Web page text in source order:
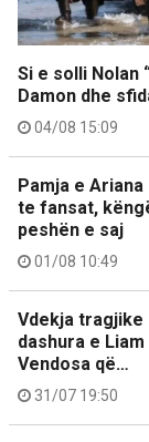
Si e solli Nolan
Damon dhe
04/08 15:09
Pamja e
te fansat,
peshën e saj
01/08 10:49
Vdekja tragjike
dashura e
Vendosa që…
31/07 19:50